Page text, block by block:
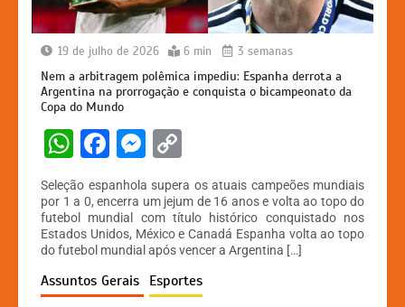
19 de julho de 2026 6 min 3 semanas
Nem a arbitragem polêmica impediu: Espanha derrota a
Argentina na prorrogação e conquista o bicampeonato da
Copa do Mundo
W
h
at
s
A
p
F
a
c
e
b
o
M
s
s
e
n
p
y
Li
n
Seleção espanhola supera os atuais campeões mundiais
por 1 a 0, encerra um jejum de 16 anos e volta ao topo do
futebol mundial com título histórico conquistado nos
Estados Unidos, México e Canadá Espanha volta ao topo
do futebol mundial após vencer a Argentina […]
Assuntos Gerais Esportes